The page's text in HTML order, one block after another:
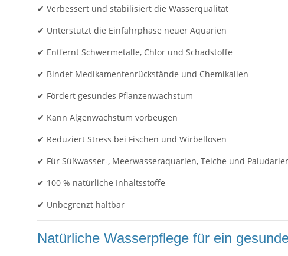
✔ Verbessert und stabilisiert die Wasserqualität
✔ Unterstützt die Einfahrphase neuer Aquarien
✔ Entfernt Schwermetalle, Chlor und Schadstoffe
✔ Bindet Medikamentenrückstände und Chemikalien
✔ Fördert gesundes Pflanzenwachstum
✔ Kann Algenwachstum vorbeugen
✔ Reduziert Stress bei Fischen und Wirbellosen
✔ Für Süßwasser-, Meerwasseraquarien, Teiche und
✔ 100 % natürliche Inhaltsstoffe
✔ Unbegrenzt haltbar
Natürliche Wasserpflege für ein